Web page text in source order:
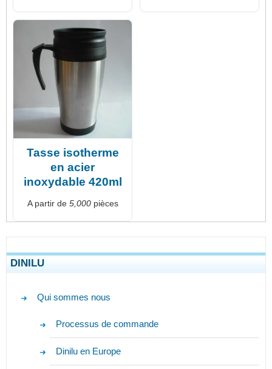
Tasse isotherme
en acier
inoxydable 420ml
A partir de 5,000pièces
DINILU
Qui sommes nous
Processus de commande
Dinilu en Europe